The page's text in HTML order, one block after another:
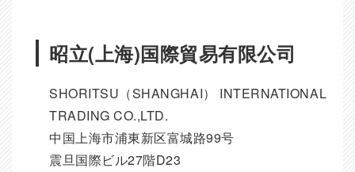
昭立(上海)国際貿易有限公司
SHORITSU（SHANGHAI） INTERNATIONAL
TRADING CO.,LTD.
中国上海市浦東新区富城路99号
震旦国際ビル27階D23